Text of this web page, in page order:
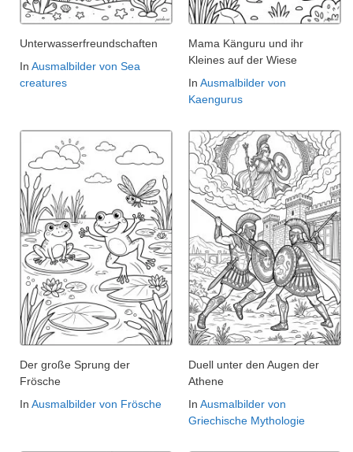
Unterwasserfreundschaften
In Ausmalbilder von Sea
creatures
Mama Känguru und ihr
Kleines auf der Wiese
In Ausmalbilder von
Kaengurus
Der große Sprung der
Frösche
In Ausmalbilder von Frösche
Duell unter den Augen der
Athene
In Ausmalbilder von
Griechische Mythologie